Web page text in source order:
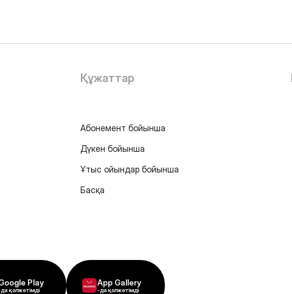
Құжаттар
Абонемент бойынша
Дүкен бойынша
Ұтыс ойындар бойынша
Басқа
Play
қолжетімді
App Gallery
-да қолжетімді